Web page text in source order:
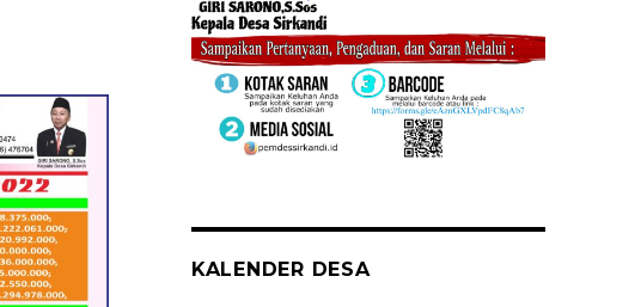
KALENDER DESA